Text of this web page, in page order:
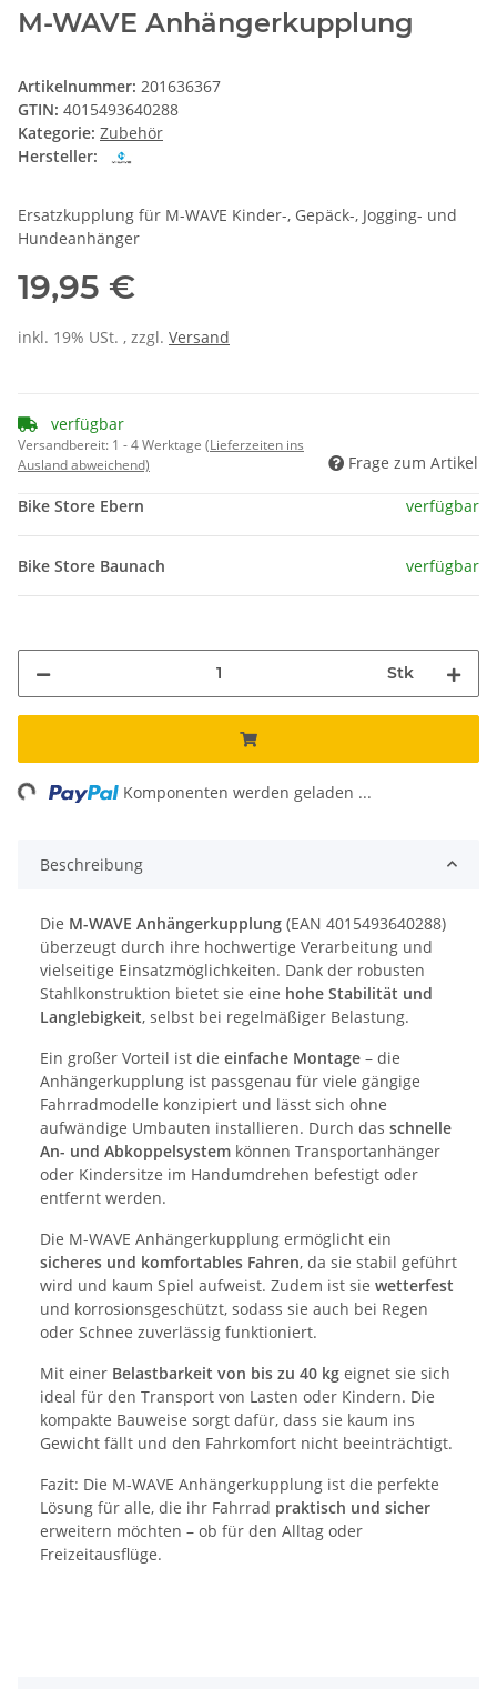
M-WAVE Anhängerkupplung
Artikelnummer: 201636367
GTIN: 4015493640288
Kategorie: Zubehör
Hersteller:
Ersatzkupplung für M-WAVE Kinder-, Gepäck-, Jogging- und
Hundeanhänger
19,95 €
inkl. 19% USt. , zzgl. Versand
verfügbar
Versandbereit: 1 - 4 Werktage (Lieferzeiten ins
Ausland abweichend)
Frage zum Artikel
Bike Store Ebern verfügbar
Bike Store Baunach verfügbar
Stk
Komponenten werden geladen ...
Beschreibung
Die M-WAVE Anhängerkupplung (EAN 4015493640288)
überzeugt durch ihre hochwertige Verarbeitung und
vielseitige Einsatzmöglichkeiten. Dank der robusten
Stahlkonstruktion bietet sie eine hohe Stabilität und
Langlebigkeit, selbst bei regelmäßiger Belastung.
Ein großer Vorteil ist die einfache Montage – die
Anhängerkupplung ist passgenau für viele gängige
Fahrradmodelle konzipiert und lässt sich ohne
aufwändige Umbauten installieren. Durch das schnelle
An- und Abkoppelsystem können Transportanhänger
oder Kindersitze im Handumdrehen befestigt oder
entfernt werden.
Die M-WAVE Anhängerkupplung ermöglicht ein
sicheres und komfortables Fahren, da sie stabil geführt
wird und kaum Spiel aufweist. Zudem ist sie wetterfest
und korrosionsgeschützt, sodass sie auch bei Regen
oder Schnee zuverlässig funktioniert.
Mit einer Belastbarkeit von bis zu 40 kg eignet sie sich
ideal für den Transport von Lasten oder Kindern. Die
kompakte Bauweise sorgt dafür, dass sie kaum ins
Gewicht fällt und den Fahrkomfort nicht beeinträchtigt.
Fazit: Die M-WAVE Anhängerkupplung ist die perfekte
Lösung für alle, die ihr Fahrrad praktisch und sicher
erweitern möchten – ob für den Alltag oder
Freizeitausflüge.